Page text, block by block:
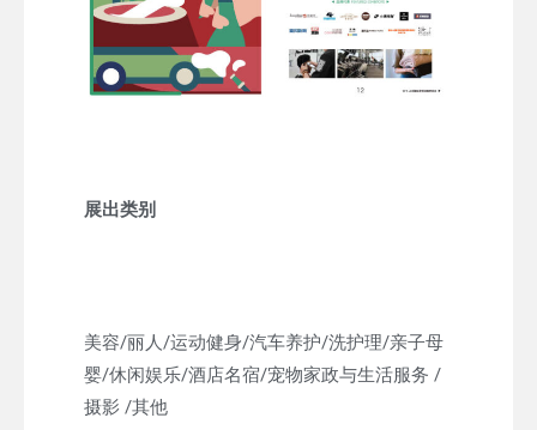
展出类别
美容/丽人/运动健身/汽车养护/洗护理/亲子母
婴/休闲娱乐/酒店名宿/宠物家政与生活服务 /
摄影 /其他